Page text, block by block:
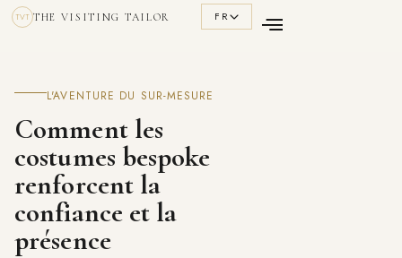
TVT THE VISITING TAILOR FR
L'AVENTURE DU SUR-MESURE
Comment les
costumes bespoke
renforcent la
confiance et la
présence